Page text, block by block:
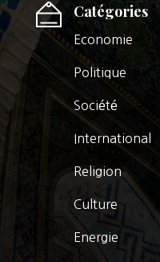
Catégories
Economie
Politique
Société
International
Religion
Culture
Energie